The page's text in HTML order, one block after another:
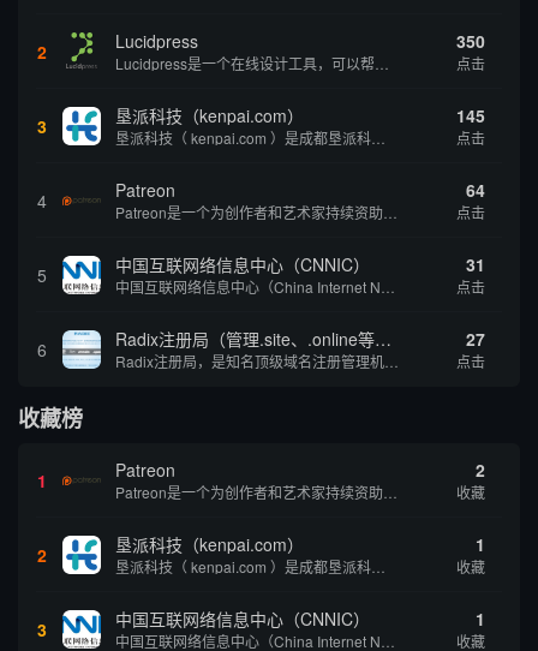
2 Lucidpress 350
点击
3 垦派科技（kenpai.com） 145
点击
4 Patreon 64
点击
5 中国互联网络信息中心（CNNIC） 31
点击
6 Radix注册局（管理.site、.online等顶级域名） 27
点击
收藏榜
1 Patreon 2
收藏
2 垦派科技（kenpai.com） 1
收藏
3 中国互联网络信息中心（CNNIC） 1
收藏